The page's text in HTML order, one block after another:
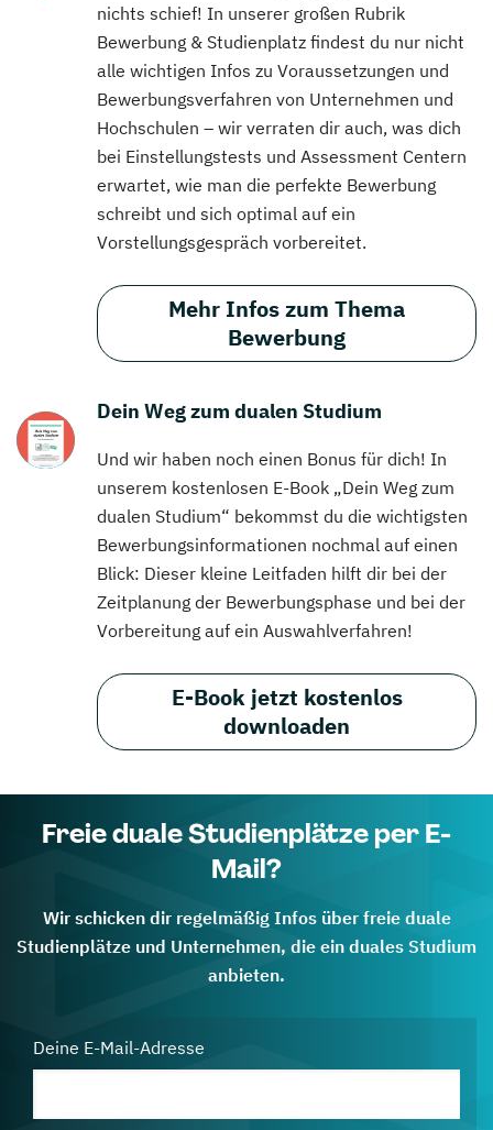
nichts schief! In unserer großen Rubrik
Bewerbung & Studienplatz findest du nur nicht
alle wichtigen Infos zu Voraussetzungen und
Bewerbungsverfahren von Unternehmen und
Hochschulen – wir verraten dir auch, was dich
bei Einstellungstests und Assessment Centern
erwartet, wie man die perfekte Bewerbung
schreibt und sich optimal auf ein
Vorstellungsgespräch vorbereitet.
Mehr Infos zum Thema
Bewerbung
Dein Weg zum dualen Studium
Und wir haben noch einen Bonus für dich! In
unserem kostenlosen E-Book „Dein Weg zum
dualen Studium“ bekommst du die wichtigsten
Bewerbungsinformationen nochmal auf einen
Blick: Dieser kleine Leitfaden hilft dir bei der
Zeitplanung der Bewerbungsphase und bei der
Vorbereitung auf ein Auswahlverfahren!
E-Book jetzt kostenlos
downloaden
Freie duale Studienplätze per E-
Mail?
Wir schicken dir regelmäßig Infos über freie duale
Studienplätze und Unternehmen, die ein duales Studium
anbieten.
Deine E-Mail-Adresse